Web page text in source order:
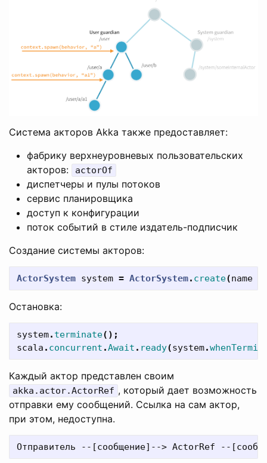
Система акторов Akka также предоставляет:
фабрику верхнеуровневых пользовательских
акторов:
actorOf
диспетчеры и пулы потоков
сервис планировщика
доступ к конфигурации
поток событий в стиле издатель-подписчик
Создание системы акторов:
ActorSystem system = ActorSystem. create(name
Остановка:
system. terminate();
scala . concurrent .Await . ready(system.
Каждый актор представлен своим
akka.actor.ActorRef , который дает возможность
отправки ему сообщений. Ссылка на сам актор,
при этом, недоступна.